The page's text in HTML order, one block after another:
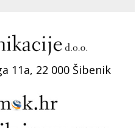
11a, 22 000 Šibenik